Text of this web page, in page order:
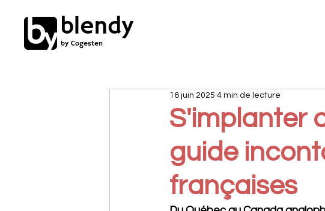
blendy
by Cogesten
S'implanter
guide
françaises
16 juin 2025 4 min de lecture